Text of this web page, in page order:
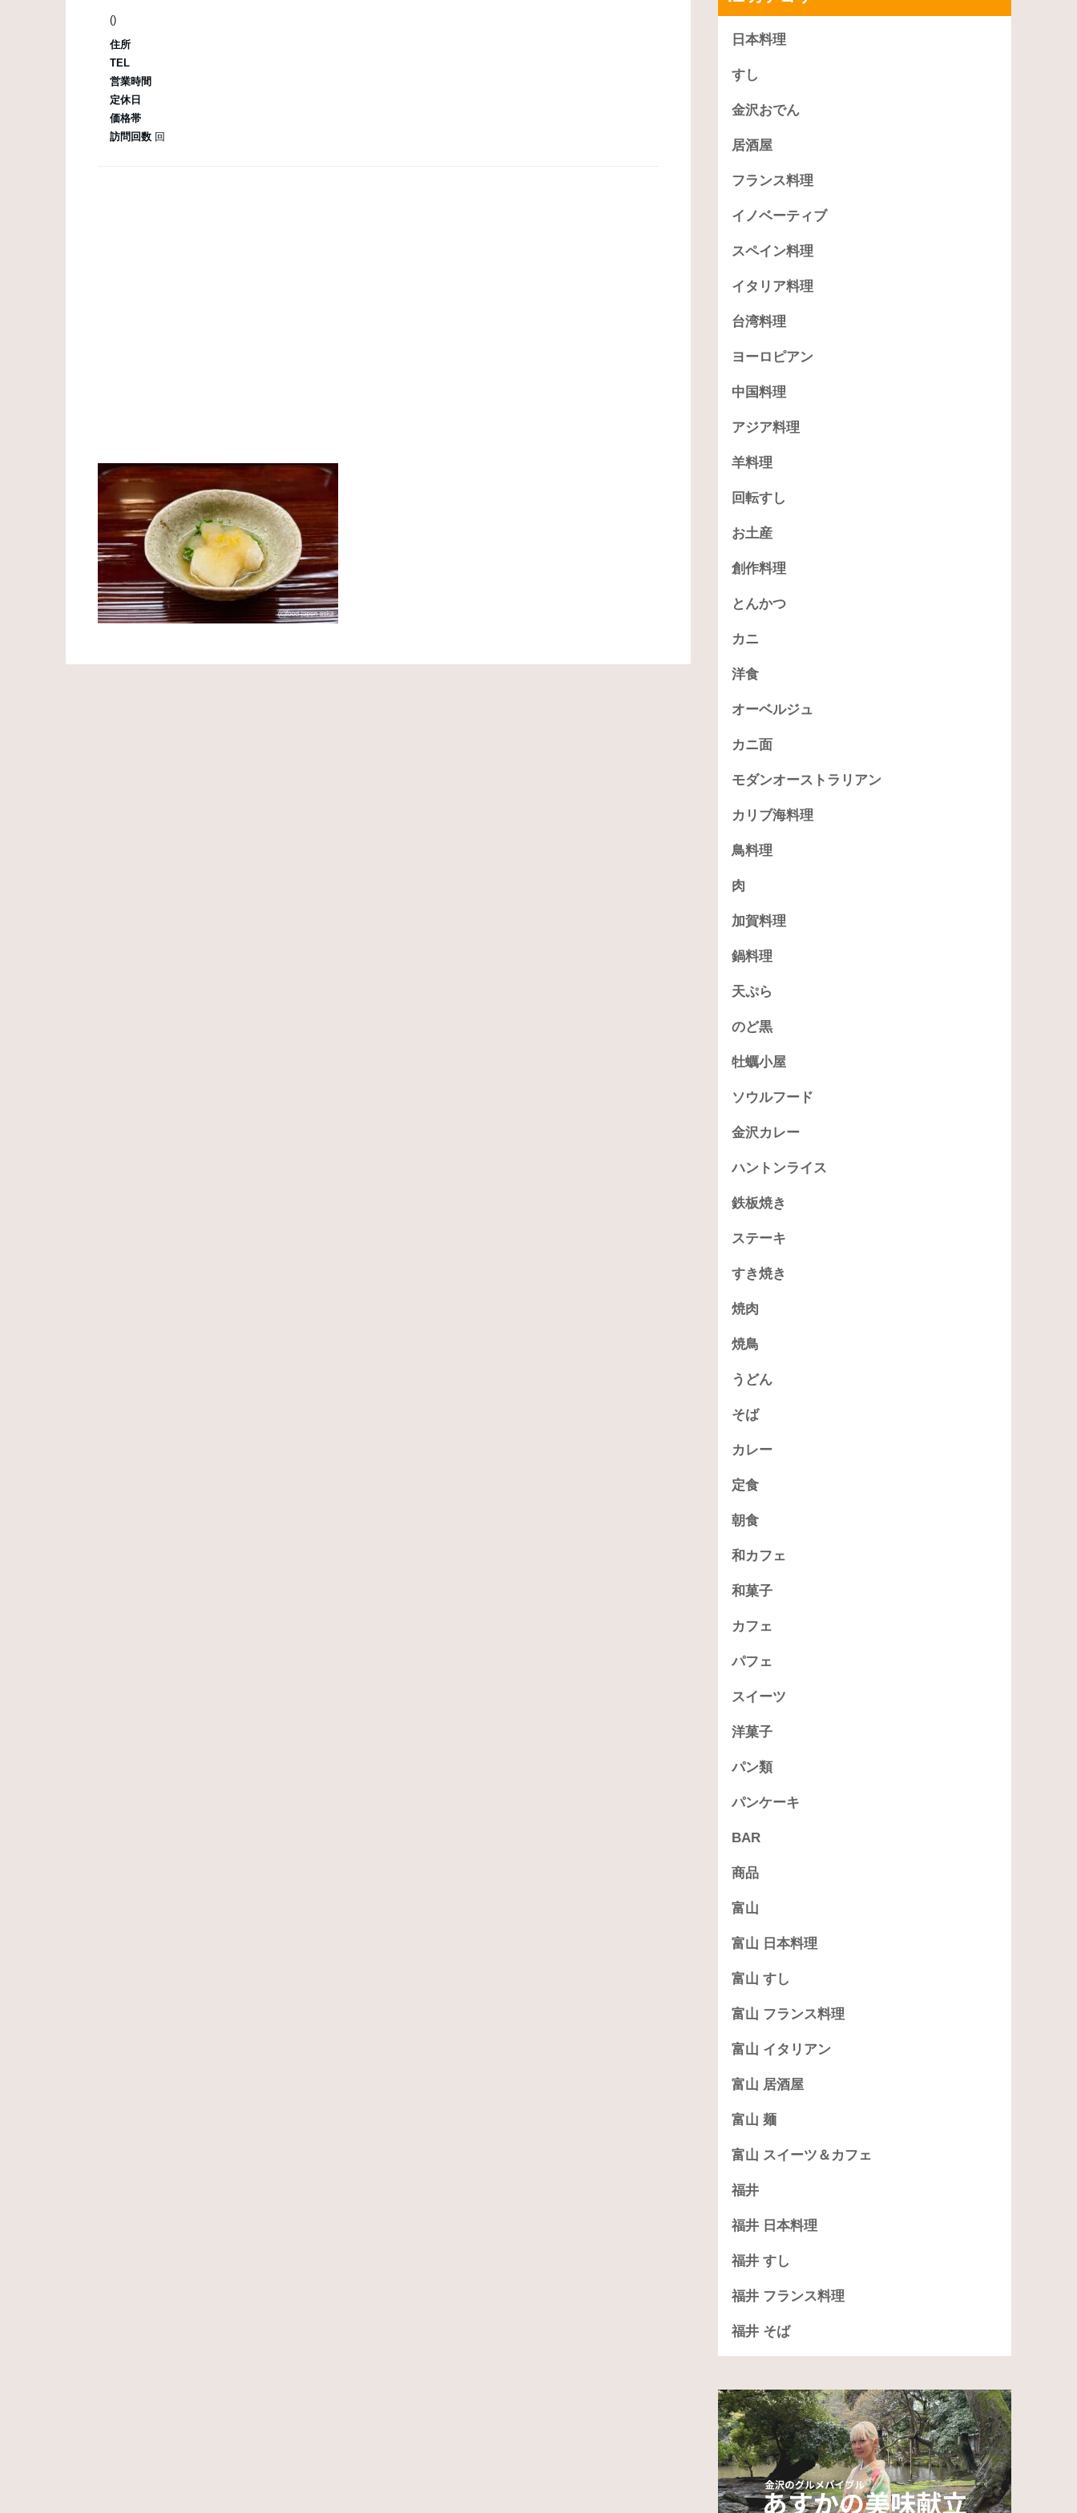
()
住所
TEL
営業時間
定休日
価格帯
訪問回数 回
日本料理
すし
金沢おでん
居酒屋
フランス料理
イノベーティブ
スペイン料理
イタリア料理
台湾料理
ヨーロピアン
中国料理
アジア料理
羊料理
回転すし
お土産
創作料理
とんかつ
カニ
洋食
オーベルジュ
カニ面
モダンオーストラリアン
カリブ海料理
鳥料理
肉
加賀料理
鍋料理
天ぷら
のど黒
牡蠣小屋
ソウルフード
金沢カレー
ハントンライス
鉄板焼き
ステーキ
すき焼き
焼肉
焼鳥
うどん
そば
カレー
定食
朝食
和カフェ
和菓子
カフェ
パフェ
スイーツ
洋菓子
パン類
パンケーキ
BAR
商品
富山
富山 日本料理
富山 すし
富山 フランス料理
富山 イタリアン
富山 居酒屋
富山 麺
富山 スイーツ＆カフェ
福井
福井 日本料理
福井 すし
福井 フランス料理
福井 そば